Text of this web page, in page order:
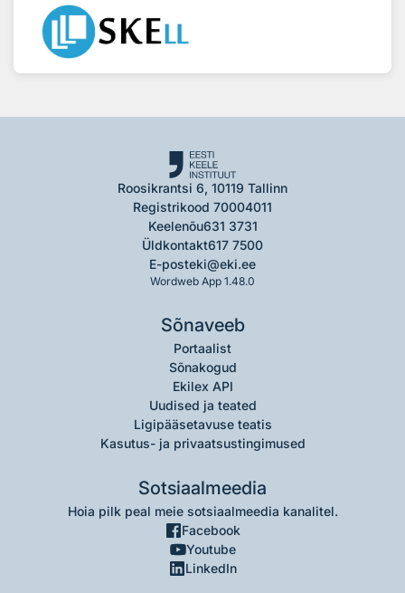
Roosikrantsi 6, 10119 Tallinn
Registrikood 70004011
Keelenõu631 3731
Üldkontakt617 7500
E-posteki@eki.ee
Wordweb App 1.48.0
Sõnaveeb
Portaalist
Sõnakogud
Ekilex API
Uudised ja teated
Ligipääsetavuse teatis
Kasutus- ja privaatsustingimused
Sotsiaalmeedia
Hoia pilk peal meie sotsiaalmeedia kanalitel.
Facebook
Youtube
LinkedIn